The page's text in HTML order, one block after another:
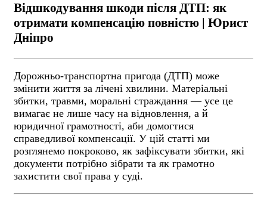
Відшкодування шкоди після ДТП: як
отримати компенсацію повністю | Юрист
Дніпро
Дорожньо-транспортна пригода (ДТП) може
змінити життя за лічені хвилини. Матеріальні
збитки, травми, моральні страждання — усе це
вимагає не лише часу на відновлення, а й
юридичної грамотності, аби домогтися
справедливої компенсації. У цій статті ми
розглянемо покроково, як зафіксувати збитки, які
документи потрібно зібрати та як грамотно
захистити свої права у суді.